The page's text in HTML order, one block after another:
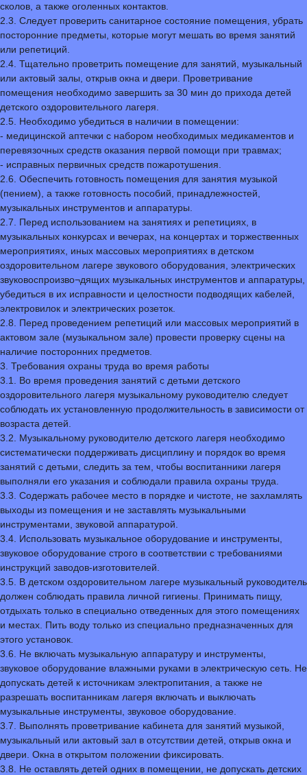
сколов, а также оголенных контактов.
2.3. Следует проверить санитарное состояние помещения, убрать
посторонние предметы, которые могут мешать во время занятий
или репетиций.
2.4. Тщательно проветрить помещение для занятий, музыкальный
или актовый залы, открыв окна и двери. Проветривание
помещения необходимо завершить за 30 мин до прихода детей
детского оздоровительного лагеря.
2.5. Необходимо убедиться в наличии в помещении:
- медицинской аптечки с набором необходимых медикаментов и
перевязочных средств оказания первой помощи при травмах;
- исправных первичных средств пожаротушения.
2.6. Обеспечить готовность помещения для занятия музыкой
(пением), а также готовность пособий, принадлежностей,
музыкальных инструментов и аппаратуры.
2.7. Перед использованием на занятиях и репетициях, в
музыкальных конкурсах и вечерах, на концертах и торжественных
мероприятиях, иных массовых мероприятиях в детском
оздоровительном лагере звукового оборудования, электрических
звуковоспроизво¬дящих музыкальных инструментов и аппаратуры,
убедиться в их исправности и целостности подводящих кабелей,
электровилок и электрических розеток.
2.8. Перед проведением репетиций или массовых мероприятий в
актовом зале (музыкальном зале) провести проверку сцены на
наличие посторонних предметов.
3. Требования охраны труда во время работы
3.1. Во время проведения занятий с детьми детского
оздоровительного лагеря музыкальному руководителю следует
соблюдать их установленную продолжительность в зависимости от
возраста детей.
3.2. Музыкальному руководителю детского лагеря необходимо
систематически поддерживать дисциплину и порядок во время
занятий с детьми, следить за тем, чтобы воспитанники лагеря
выполняли его указания и соблюдали правила охраны труда.
3.3. Содержать рабочее место в порядке и чистоте, не захламлять
выходы из помещения и не заставлять музыкальными
инструментами, звуковой аппаратурой.
3.4. Использовать музыкальное оборудование и инструменты,
звуковое оборудование строго в соответствии с требованиями
инструкций заводов-изготовителей.
3.5. В детском оздоровительном лагере музыкальный руководитель
должен соблюдать правила личной гигиены. Принимать пищу,
отдыхать только в специально отведенных для этого помещениях
и местах. Пить воду только из специально предназначенных для
этого установок.
3.6. Не включать музыкальную аппаратуру и инструменты,
звуковое оборудование влажными руками в электрическую сеть. Не
допускать детей к источникам электропитания, а также не
разрешать воспитанникам лагеря включать и выключать
музыкальные инструменты, звуковое оборудование.
3.7. Выполнять проветривание кабинета для занятий музыкой,
музыкальный или актовый зал в отсутствии детей, открыв окна и
двери. Окна в открытом положении фиксировать.
3.8. Не оставлять детей одних в помещении, не допускать детских